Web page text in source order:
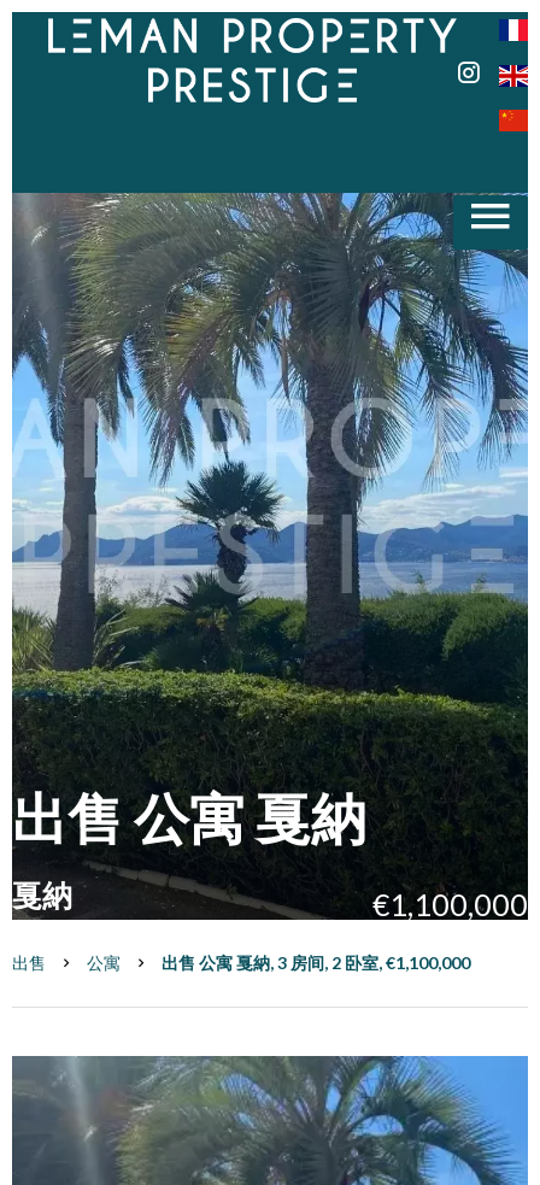
出售 公寓 戛納
戛納 €1,100,000
出售 公寓 出售 公寓 戛納, 3 房间, 2 卧室, €1,100,000